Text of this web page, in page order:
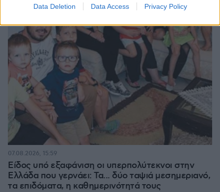
Data Deletion Data Access Privacy Policy
Είδος υπό εξαφάνιση οι υπερπολύτεκνοι στην
Ελλάδα που γερνάει: Τα... δύο ταψιά μεσημεριανό,
τα επιδόματα, η καθημερινότητά τους
07.08.2026, 15:59